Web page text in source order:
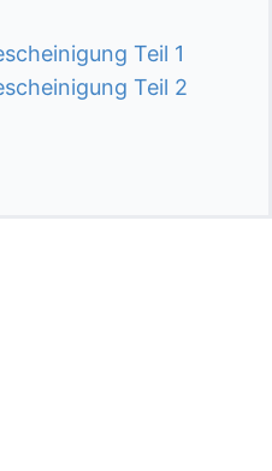
Teil 1
Teil 2